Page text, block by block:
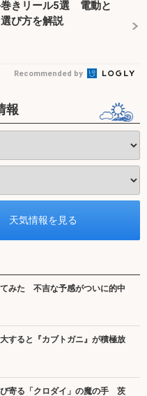
きリール5選 電動と
び方を解説
Recommended by
報
みた 不吉な予感がついに的中
すると『カブトガニ』が積極放
寄る「クロダイ」の魔の手 茨